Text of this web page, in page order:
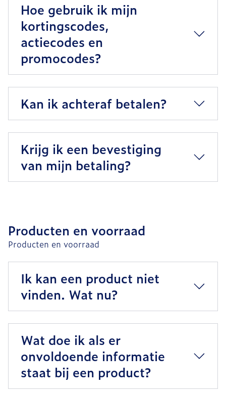
Hoe gebruik ik mijn
kortingscodes,
actiecodes en
promocodes?
Kan ik achteraf betalen?
Krijg ik een bevestiging
van mijn betaling?
Producten en voorraad
Producten en voorraad
Ik kan een product niet
vinden. Wat nu?
Wat doe ik als er
onvoldoende informatie
staat bij een product?